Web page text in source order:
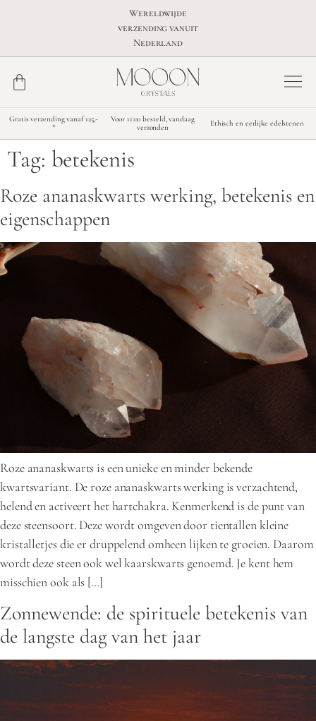
Wereldwijde
verzending vanuit
Nederland
Gratis verzending vanaf 125,-
*
Voor 11:00 besteld, vandaag
verzonden
Ethisch en eerlijke edelstenen
Tag: betekenis
Roze ananaskwarts werking, betekenis en
eigenschappen
Roze ananaskwarts is een unieke en minder bekende
kwartsvariant. De roze ananaskwarts werking is verzachtend,
helend en activeert het hartchakra. Kenmerkend is de punt van
deze steensoort. Deze wordt omgeven door tientallen kleine
kristalletjes die er druppelend omheen lijken te groeien. Daarom
wordt deze steen ook wel kaarskwarts genoemd. Je kent hem
misschien ook als […]
Zonnewende: de spirituele betekenis van
de langste dag van het jaar